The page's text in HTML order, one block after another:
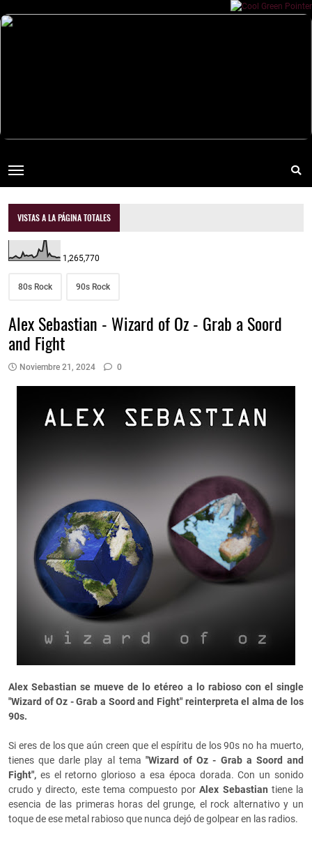
VISTAS A LA PÁGINA TOTALES
1,265,770
80s Rock 90s Rock
Alex Sebastian - Wizard of Oz - Grab a Soord
and Fight
Noviembre 21, 2024 0
Alex Sebastian se mueve de lo etéreo a lo rabioso con el single
"Wizard of Oz - Grab a Soord and Fight" reinterpreta el alma de los
90s.
Si eres de los que aún creen que el espíritu de los 90s no ha muerto,
tienes que darle play al tema "Wizard of Oz - Grab a Soord and
Fight", es el retorno glorioso a esa época dorada. Con un sonido
crudo y directo, este tema compuesto porAlex Sebastian tiene la
esencia de las primeras horas del grunge, el rock alternativo y un
toque de ese metal rabioso que nunca dejó de golpear en las radios.